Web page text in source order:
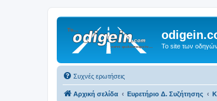
Το site των οδηγών
Συχνές ερωτήσεις
Αρχική σελίδα Ευρετήριο Δ. Συζήτησης